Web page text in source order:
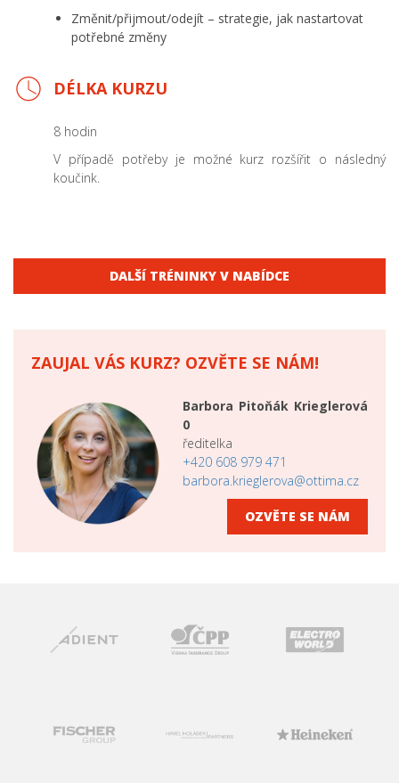
Změnit/přijmout/odejít – strategie, jak nastartovat
potřebné změny
DÉLKA KURZU
8 hodin
V případě potřeby je možné kurz rozšířit o následný
koučink.
DALŠÍ TRÉNINKY V NABÍDCE
ZAUJAL VÁS KURZ? OZVĚTE SE NÁM!
Barbora Pitoňák Krieglerová
0
ředitelka
+420 608 979 471
barbora.krieglerova@ottima.cz
OZVĚTE SE NÁM